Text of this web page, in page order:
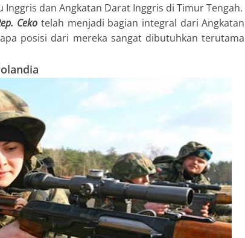
dan Angkatan Darat Inggris di Timur Tengah.
Ceko telah menjadi bagian integral dari Angkatan
posisi dari mereka sangat dibutuhkan terutama